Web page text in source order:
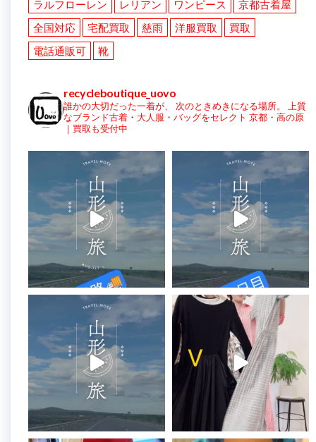
ラルフローレン
レリアン ワンピース
京都古着屋
全国対応
宅配買取 慈雨 洋服買取
買取
電話通販可
靴
recycleboutique_uovo
誰かの大切だった一着が、 次のときめきになる場所。
上質
なブランド古着・大人服・バッグをセレクト 京都・高の原
｜買取も受付中